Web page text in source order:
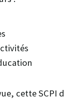
cette SCPI